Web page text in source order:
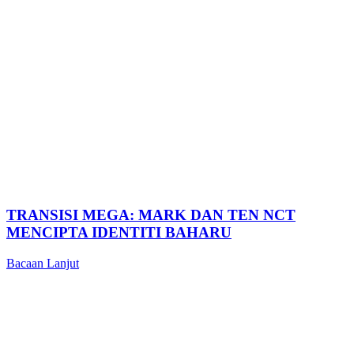
TRANSISI MEGA: MARK DAN TEN NCT
MENCIPTA IDENTITI BAHARU
Bacaan Lanjut